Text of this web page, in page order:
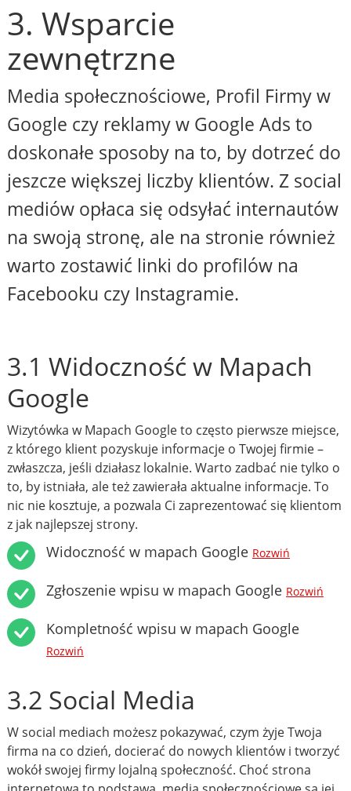
3. Wsparcie
zewnętrzne
Media społecznościowe, Profil Firmy w
Google czy reklamy w Google Ads to
doskonałe sposoby na to, by dotrzeć do
jeszcze większej liczby klientów. Z social
mediów opłaca się odsyłać internautów
na swoją stronę, ale na stronie również
warto zostawić linki do profilów na
Facebooku czy Instagramie.
3.1 Widoczność w Mapach
Google
Wizytówka w Mapach Google to często pierwsze miejsce,
z którego klient pozyskuje informacje o Twojej firmie –
zwłaszcza, jeśli działasz lokalnie. Warto zadbać nie tylko o
to, by istniała, ale też zawierała aktualne informacje. To
nic nie kosztuje, a pozwala Ci zaprezentować się klientom
z jak najlepszej strony.
Widoczność w mapach Google Rozwiń
Zgłoszenie wpisu w mapach Google Rozwiń
Kompletność wpisu w mapach Google
Rozwiń
3.2 Social Media
W social mediach możesz pokazywać, czym żyje Twoja
firma na co dzień, docierać do nowych klientów i tworzyć
wokół swojej firmy lojalną społeczność. Choć strona